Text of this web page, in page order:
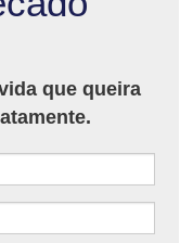
que queira